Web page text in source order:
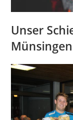
Unser
Münsingen